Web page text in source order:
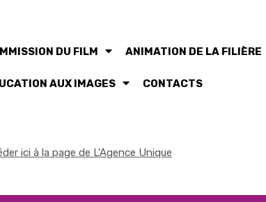
DU FILM ANIMATION DE LA FILIÈRE
AUX IMAGES CONTACTS
ici à la page de L'Agence Unique